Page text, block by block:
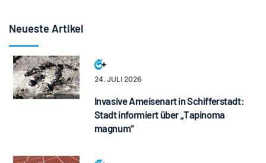
Neueste Artikel
24. JULI 2026
Invasive Ameisenart in Schifferstadt:
Stadt informiert über „Tapinoma
magnum“